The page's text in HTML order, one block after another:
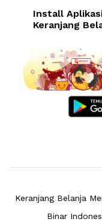
Install
Keranjang
Keranjang Belanja
Binar